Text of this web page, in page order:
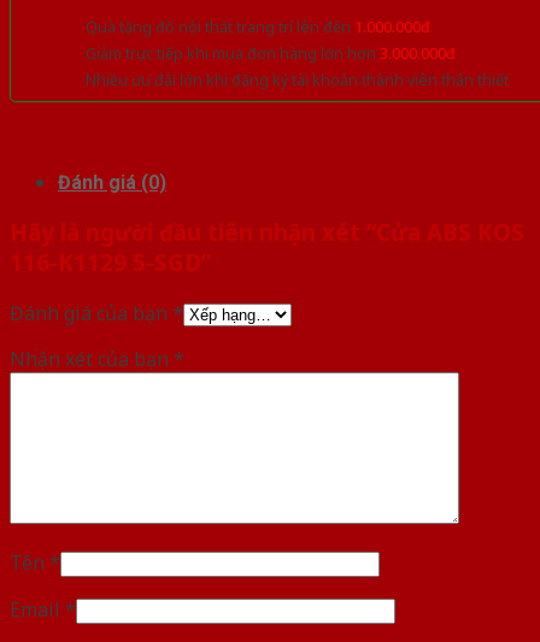
Quà tặng đồ nội thất trang trí lên đến 1.000.000đ
Giảm trực tiếp khi mua đơn hàng lớn hơn 3.000.000đ
Nhiều ưu đãi lớn khi đăng ký tài khoản thành viên thân thiết
Đánh giá (0)
Hãy là người đầu tiên nhận xét “Cửa ABS KOS
116-K1129 5-SGD”
Đánh giá của bạn *
Nhận xét của bạn *
Tên *
Email *